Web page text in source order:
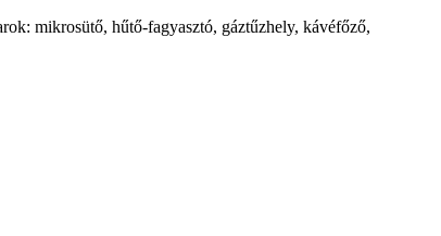
mikrosütő, hűtő-fagyasztó, gáztűzhely, kávéfőző,